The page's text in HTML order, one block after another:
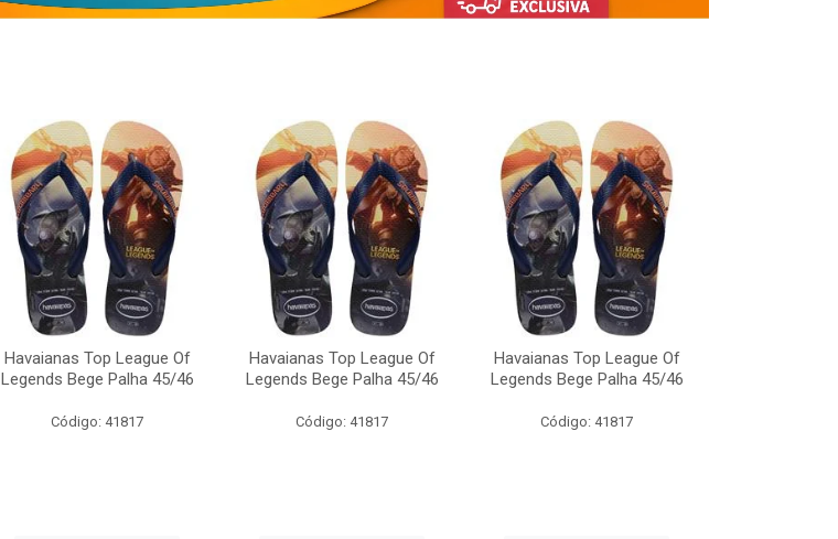
Havaianas Top League Of
Legends Bege Palha 45/46
Código: 41817
Havaianas Top League Of
Legends Bege Palha 45/46
Código: 41817
Havaianas Top League Of
Legends Bege Palha 45/46
Código: 41817